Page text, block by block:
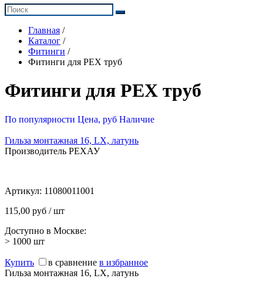
Главная /
Каталог /
Фитинги /
Фитинги для PEX труб
Фитинги для PEX труб
По популярности Цена, руб Наличие
Гильза монтажная 16, LX, латунь
Производитель РЕХАУ
Артикул: 11080011001
115,00 руб / шт
Доступно в Москве:
> 1000 шт
Купить в сравнение в избранное
Гильза монтажная 16, LX, латунь